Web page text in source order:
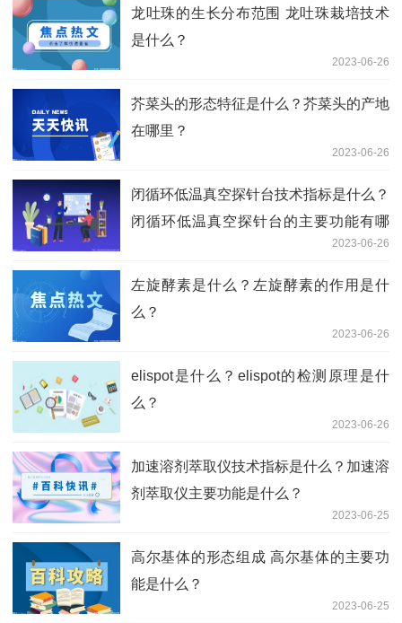
龙吐珠的生长分布范围 龙吐珠栽培技术
是什么？
2023-06-26
芥菜头的形态特征是什么？芥菜头的产地
在哪里？
2023-06-26
闭循环低温真空探针台技术指标是什么？
闭循环低温真空探针台的主要功能有哪
2023-06-26
左旋酵素是什么？左旋酵素的作用是什
么？
2023-06-26
elispot是什么？elispot的检测原理是什
么？
2023-06-26
加速溶剂萃取仪技术指标是什么？加速溶
剂萃取仪主要功能是什么？
2023-06-25
高尔基体的形态组成 高尔基体的主要功
能是什么？
2023-06-25